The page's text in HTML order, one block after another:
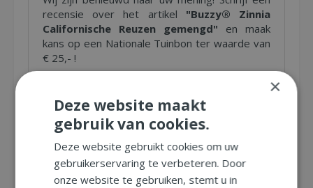
recensie over het artikel "Buzzy® Zinnia
Californische Reuzen gemengd" en maak
kans op een Nationale Tuinbon ter waarde van
€ 25,- !
Beoordeling:
Uw mening over dit product:*
Let op: deze recensie gaat over het product en niet over
ons tuincentrum, de service of levering van uw bestelling. U
kunt bijvoorbeeld in gaan op de kwaliteit van het product,
de look & feel en belangrijke eigenschappen.
×
Deze website maakt
gebruik van cookies.
Deze website gebruikt cookies om uw
gebruikerservaring te verbeteren. Door
onze website te gebruiken, stemt u in